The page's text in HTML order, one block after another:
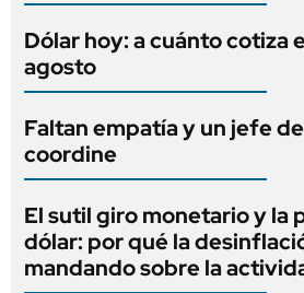
Dólar hoy: a cuánto cotiza
agosto
Faltan empatía y un jefe
coordine
El sutil giro monetario y la
dólar: por qué la
mandando sobre la